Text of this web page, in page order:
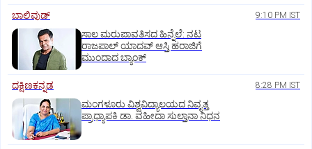
ಬಾಲಿವುಡ್‌ 9:10 PM IST
ಸಾಲ ಮರುಪಾವತಿಸದ ಹಿನ್ನೆಲೆ: ನಟ
ರಾಜಪಾಲ್ ಯಾದವ್‌ ಆಸ್ತಿ ಹರಾಜಿಗೆ
ಮುಂದಾದ ಬ್ಯಾಂಕ್
ದಕ್ಷಿಣಕನ್ನಡ 8:28 PM IST
ಮಂಗಳೂರು ವಿಶ್ವವಿದ್ಯಾಲಯದ ನಿವೃತ್ತ
ಪ್ರಾಧ್ಯಾಪಕಿ ಡಾ. ವಹೀದಾ ಸುಲ್ತಾನಾ ನಿಧನ